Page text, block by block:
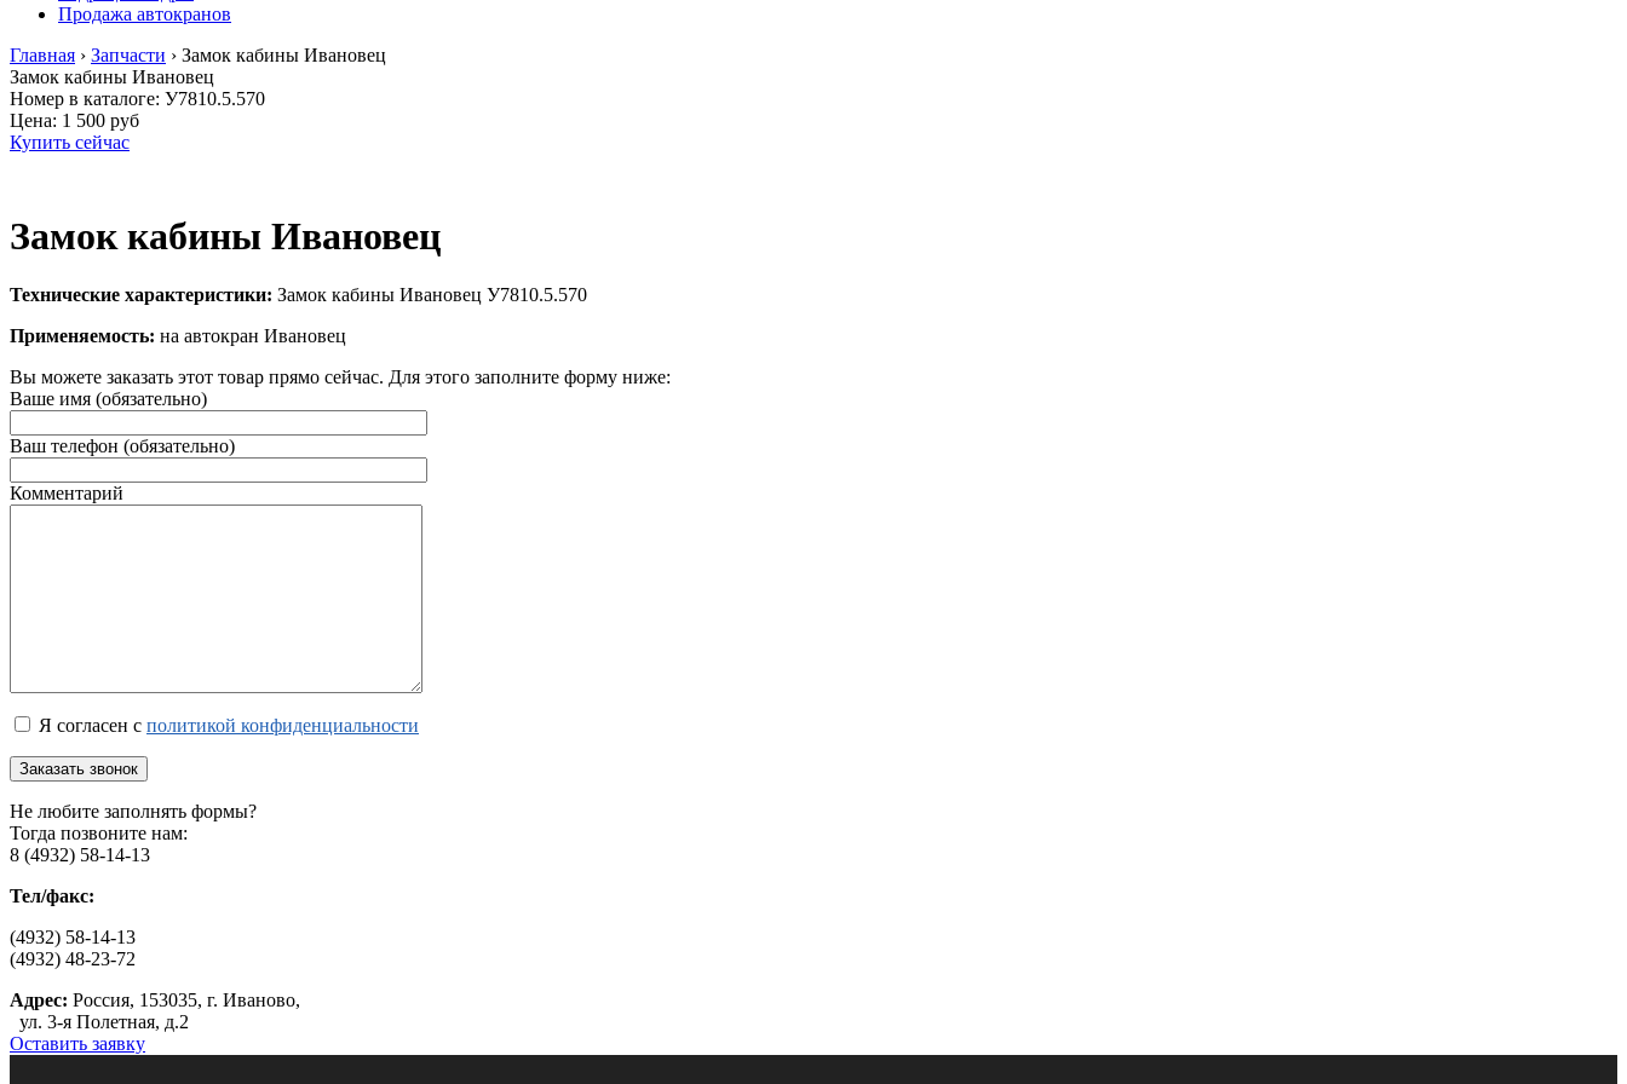
Продажа автокранов
Главная › Запчасти › Замок кабины Ивановец
Замок кабины Ивановец
Номер в каталоге: У7810.5.570
Цена: 1 500 руб
Купить сейчас
Замок кабины Ивановец
Технические характеристики: Замок кабины Ивановец У7810.5.570
Применяемость: на автокран Ивановец
Вы можете заказать этот товар прямо сейчас. Для этого заполните форму ниже:
Ваше имя (обязательно)
Ваш телефон (обязательно)
Комментарий
Я согласен с политикой конфиденциальности
Не любите заполнять формы?
Тогда позвоните нам:
8 (4932) 58-14-13
Тел/факс:
(4932) 58-14-13
(4932) 48-23-72
Адрес: Россия, 153035, г. Иваново,
ул. 3-я Полетная, д.2
Оставить заявку